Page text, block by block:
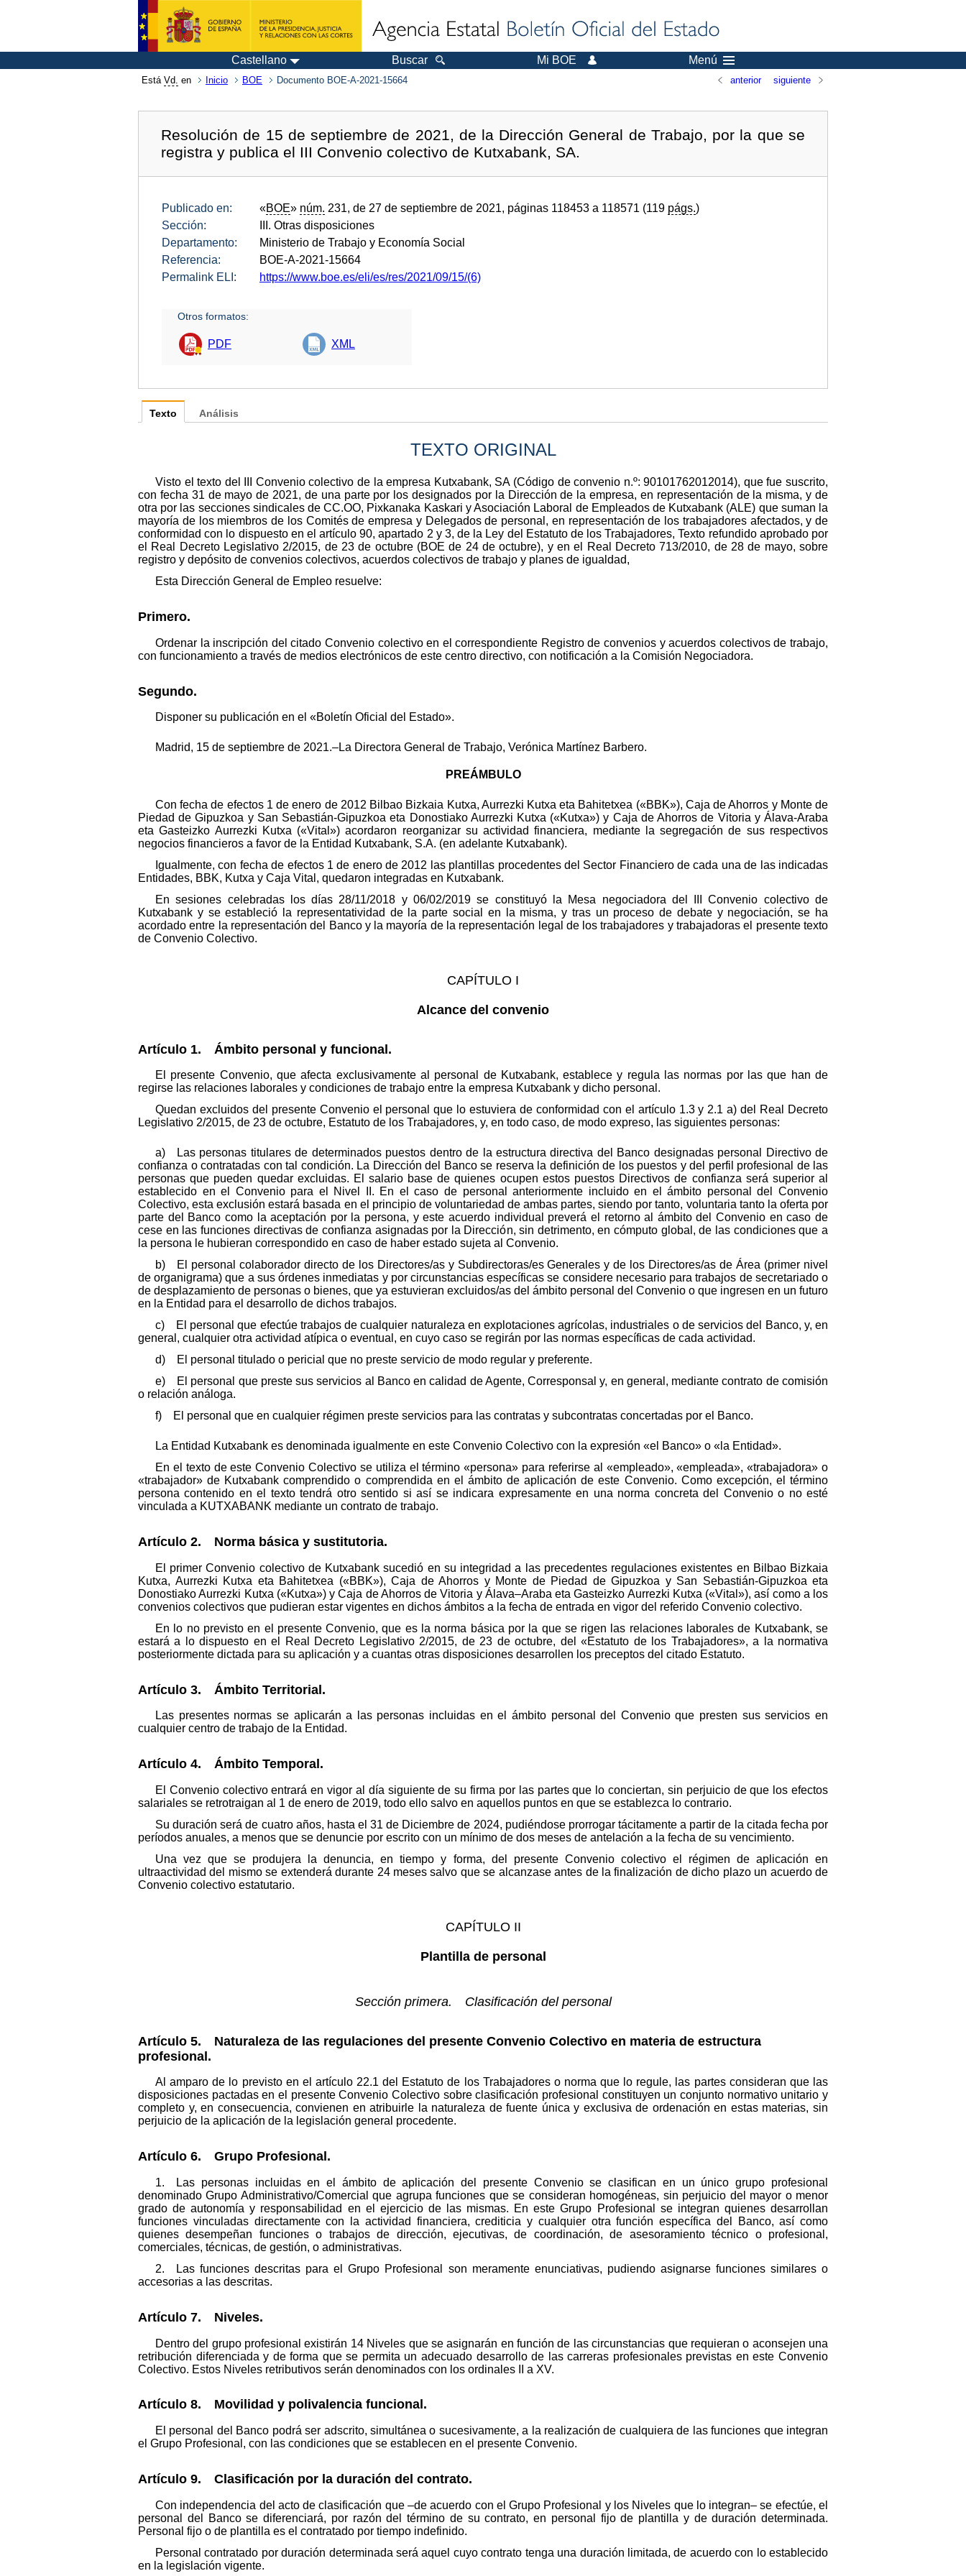
Castellano Buscar Mi BOE Menú
Está Vd. en Inicio BOE Documento BOE-A-2021-15664 anterior siguiente
Resolución de 15 de septiembre de 2021, de la Dirección General de Trabajo, por la que se
registra y publica el III Convenio colectivo de Kutxabank, SA.
Publicado en: «BOE» núm. 231, de 27 de septiembre de 2021, páginas 118453 a 118571 (119 págs.)
Sección:
III. Otras disposiciones
Departamento:
Ministerio de Trabajo y Economía Social
Referencia:
BOE-A-2021-15664
Permalink ELI:
https://www.boe.es/eli/es/res/2021/09/15/(6)
Otros formatos:
PDF XML
Texto
TEXTO ORIGINAL
Visto el texto del III Convenio colectivo de la empresa Kutxabank, SA (Código de convenio n.º: 90101762012014), que fue suscrito,
con fecha 31 de mayo de 2021, de una parte por los designados por la Dirección de la empresa, en representación de la misma, y de
otra por las secciones sindicales de CC.OO, Pixkanaka Kaskari y Asociación Laboral de Empleados de Kutxabank (ALE) que suman la
mayoría de los miembros de los Comités de empresa y Delegados de personal, en representación de los trabajadores afectados, y de
conformidad con lo dispuesto en el artículo 90, apartado 2 y 3, de la Ley del Estatuto de los Trabajadores, Texto refundido aprobado por
el Real Decreto Legislativo 2/2015, de 23 de octubre (BOE de 24 de octubre), y en el Real Decreto 713/2010, de 28 de mayo, sobre
registro y depósito de convenios colectivos, acuerdos colectivos de trabajo y planes de igualdad,
Esta Dirección General de Empleo resuelve:
Primero.
Ordenar la inscripción del citado Convenio colectivo en el correspondiente Registro de convenios y acuerdos colectivos de trabajo,
con funcionamiento a través de medios electrónicos de este centro directivo, con notificación a la Comisión Negociadora.
Segundo.
Disponer su publicación en el «Boletín Oficial del Estado».
Madrid, 15 de septiembre de 2021.–La Directora General de Trabajo, Verónica Martínez Barbero.
PREÁMBULO
Con fecha de efectos 1 de enero de 2012 Bilbao Bizkaia Kutxa, Aurrezki Kutxa eta Bahitetxea («BBK»), Caja de Ahorros y Monte de
Piedad de Gipuzkoa y San Sebastián-Gipuzkoa eta Donostiako Aurrezki Kutxa («Kutxa») y Caja de Ahorros de Vitoria y Álava-Araba
eta Gasteizko Aurrezki Kutxa («Vital») acordaron reorganizar su actividad financiera, mediante la segregación de sus respectivos
negocios financieros a favor de la Entidad Kutxabank, S.A. (en adelante Kutxabank).
Igualmente, con fecha de efectos 1 de enero de 2012 las plantillas procedentes del Sector Financiero de cada una de las indicadas
Entidades, BBK, Kutxa y Caja Vital, quedaron integradas en Kutxabank.
En sesiones celebradas los días 28/11/2018 y 06/02/2019 se constituyó la Mesa negociadora del III Convenio colectivo de
Kutxabank y se estableció la representatividad de la parte social en la misma, y tras un proceso de debate y negociación, se ha
acordado entre la representación del Banco y la mayoría de la representación legal de los trabajadores y trabajadoras el presente texto
de Convenio Colectivo.
CAPÍTULO I
Alcance del convenio
Artículo 1. Ámbito personal y funcional.
El presente Convenio, que afecta exclusivamente al personal de Kutxabank, establece y regula las normas por las que han de
regirse las relaciones laborales y condiciones de trabajo entre la empresa Kutxabank y dicho personal.
Quedan excluidos del presente Convenio el personal que lo estuviera de conformidad con el artículo 1.3 y 2.1 a) del Real Decreto
Legislativo 2/2015, de 23 de octubre, Estatuto de los Trabajadores, y, en todo caso, de modo expreso, las siguientes personas:
a) Las personas titulares de determinados puestos dentro de la estructura directiva del Banco designadas personal Directivo de
confianza o contratadas con tal condición. La Dirección del Banco se reserva la definición de los puestos y del perfil profesional de las
personas que pueden quedar excluidas. El salario base de quienes ocupen estos puestos Directivos de confianza será superior al
establecido en el Convenio para el Nivel II. En el caso de personal anteriormente incluido en el ámbito personal del Convenio
Colectivo, esta exclusión estará basada en el principio de voluntariedad de ambas partes, siendo por tanto, voluntaria tanto la oferta por
parte del Banco como la aceptación por la persona, y este acuerdo individual preverá el retorno al ámbito del Convenio en caso de
cese en las funciones directivas de confianza asignadas por la Dirección, sin detrimento, en cómputo global, de las condiciones que a
la persona le hubieran correspondido en caso de haber estado sujeta al Convenio.
b) El personal colaborador directo de los Directores/as y Subdirectoras/es Generales y de los Directores/as de Área (primer nivel
de organigrama) que a sus órdenes inmediatas y por circunstancias específicas se considere necesario para trabajos de secretariado o
de desplazamiento de personas o bienes, que ya estuvieran excluidos/as del ámbito personal del Convenio o que ingresen en un futuro
en la Entidad para el desarrollo de dichos trabajos.
c) El personal que efectúe trabajos de cualquier naturaleza en explotaciones agrícolas, industriales o de servicios del Banco, y, en
general, cualquier otra actividad atípica o eventual, en cuyo caso se regirán por las normas específicas de cada actividad.
d) El personal titulado o pericial que no preste servicio de modo regular y preferente.
e) El personal que preste sus servicios al Banco en calidad de Agente, Corresponsal y, en general, mediante contrato de comisión
o relación análoga.
f) El personal que en cualquier régimen preste servicios para las contratas y subcontratas concertadas por el Banco.
La Entidad Kutxabank es denominada igualmente en este Convenio Colectivo con la expresión «el Banco» o «la Entidad».
En el texto de este Convenio Colectivo se utiliza el término «persona» para referirse al «empleado», «empleada», «trabajadora» o
«trabajador» de Kutxabank comprendido o comprendida en el ámbito de aplicación de este Convenio. Como excepción, el término
persona contenido en el texto tendrá otro sentido si así se indicara expresamente en una norma concreta del Convenio o no esté
vinculada a KUTXABANK mediante un contrato de trabajo.
Artículo 2. Norma básica y sustitutoria.
El primer Convenio colectivo de Kutxabank sucedió en su integridad a las precedentes regulaciones existentes en Bilbao Bizkaia
Kutxa, Aurrezki Kutxa eta Bahitetxea («BBK»), Caja de Ahorros y Monte de Piedad de Gipuzkoa y San Sebastián-Gipuzkoa eta
Donostiako Aurrezki Kutxa («Kutxa») y Caja de Ahorros de Vitoria y Álava–Araba eta Gasteizko Aurrezki Kutxa («Vital»), así como a los
convenios colectivos que pudieran estar vigentes en dichos ámbitos a la fecha de entrada en vigor del referido Convenio colectivo.
En lo no previsto en el presente Convenio, que es la norma básica por la que se rigen las relaciones laborales de Kutxabank, se
estará a lo dispuesto en el Real Decreto Legislativo 2/2015, de 23 de octubre, del «Estatuto de los Trabajadores», a la normativa
posteriormente dictada para su aplicación y a cuantas otras disposiciones desarrollen los preceptos del citado Estatuto.
Artículo 3. Ámbito Territorial.
Las presentes normas se aplicarán a las personas incluidas en el ámbito personal del Convenio que presten sus servicios en
cualquier centro de trabajo de la Entidad.
Artículo 4. Ámbito Temporal.
El Convenio colectivo entrará en vigor al día siguiente de su firma por las partes que lo conciertan, sin perjuicio de que los efectos
salariales se retrotraigan al 1 de enero de 2019, todo ello salvo en aquellos puntos en que se establezca lo contrario.
Su duración será de cuatro años, hasta el 31 de Diciembre de 2024, pudiéndose prorrogar tácitamente a partir de la citada fecha por
períodos anuales, a menos que se denuncie por escrito con un mínimo de dos meses de antelación a la fecha de su vencimiento.
Una vez que se produjera la denuncia, en tiempo y forma, del presente Convenio colectivo el régimen de aplicación en
ultraactividad del mismo se extenderá durante 24 meses salvo que se alcanzase antes de la finalización de dicho plazo un acuerdo de
Convenio colectivo estatutario.
CAPÍTULO II
Plantilla de personal
Sección primera. Clasificación del personal
Artículo 5. Naturaleza de las regulaciones del presente Convenio Colectivo en materia de estructura
profesional.
Al amparo de lo previsto en el artículo 22.1 del Estatuto de los Trabajadores o norma que lo regule, las partes consideran que las
disposiciones pactadas en el presente Convenio Colectivo sobre clasificación profesional constituyen un conjunto normativo unitario y
completo y, en consecuencia, convienen en atribuirle la naturaleza de fuente única y exclusiva de ordenación en estas materias, sin
perjuicio de la aplicación de la legislación general procedente.
Artículo 6. Grupo Profesional.
1. Las personas incluidas en el ámbito de aplicación del presente Convenio se clasifican en un único grupo profesional
denominado Grupo Administrativo/Comercial que agrupa funciones que se consideran homogéneas, sin perjuicio del mayor o menor
grado de autonomía y responsabilidad en el ejercicio de las mismas. En este Grupo Profesional se integran quienes desarrollan
funciones vinculadas directamente con la actividad financiera, crediticia y cualquier otra función específica del Banco, así como
quienes desempeñan funciones o trabajos de dirección, ejecutivas, de coordinación, de asesoramiento técnico o profesional,
comerciales, técnicas, de gestión, o administrativas.
2. Las funciones descritas para el Grupo Profesional son meramente enunciativas, pudiendo asignarse funciones similares o
accesorias a las descritas.
Artículo 7. Niveles.
Dentro del grupo profesional existirán 14 Niveles que se asignarán en función de las circunstancias que requieran o aconsejen una
retribución diferenciada y de forma que se permita un adecuado desarrollo de las carreras profesionales previstas en este Convenio
Colectivo. Estos Niveles retributivos serán denominados con los ordinales II a XV.
Artículo 8. Movilidad y polivalencia funcional.
El personal del Banco podrá ser adscrito, simultánea o sucesivamente, a la realización de cualquiera de las funciones que integran
el Grupo Profesional, con las condiciones que se establecen en el presente Convenio.
Artículo 9. Clasificación por la duración del contrato.
Con independencia del acto de clasificación que –de acuerdo con el Grupo Profesional y los Niveles que lo integran– se efectúe, el
personal del Banco se diferenciará, por razón del término de su contrato, en personal fijo de plantilla y de duración determinada.
Personal fijo o de plantilla es el contratado por tiempo indefinido.
Personal contratado por duración determinada será aquel cuyo contrato tenga una duración limitada, de acuerdo con lo establecido
en la legislación vigente.
Análisis